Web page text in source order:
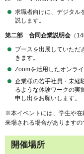
求職者向けに、デジタル
説します。
第二部 合同企業説明会 （
ブースを出展していただ
きます。
Zoomを活用したオンラ
企業様の若手社員・未経
るような体験ワークの実
申し出をお願いします。
※本イベントには、学生や在
来場される場合がありますの
開催場所